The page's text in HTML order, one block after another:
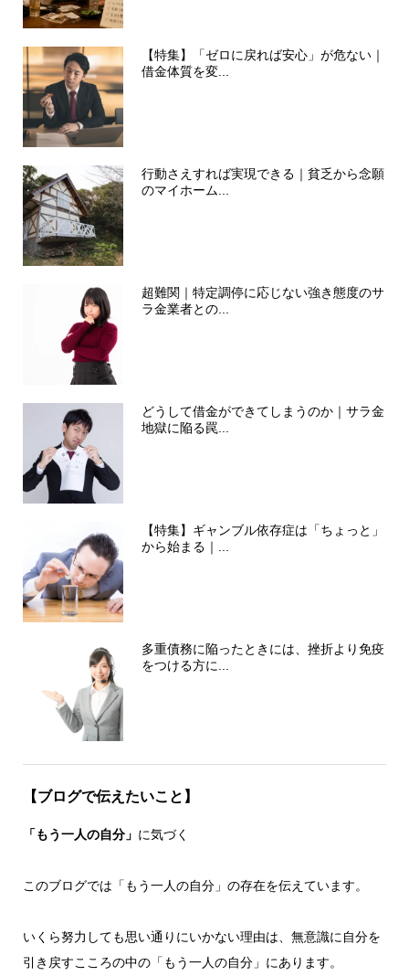
【特集】「ゼロに戻れば安心」が危ない｜
借金体質を変...
行動さえすれば実現できる｜貧乏から念願
のマイホーム...
超難関｜特定調停に応じない強き態度のサ
ラ金業者との...
どうして借金ができてしまうのか｜サラ金
地獄に陥る罠...
【特集】ギャンブル依存症は「ちょっと」
から始まる｜...
多重債務に陥ったときには、挫折より免疫
をつける方に...
【ブログで伝えたいこと】
「もう一人の自分」 に気づく
このブログでは「もう一人の自分」の存在を伝えています。
いくら努力しても思い通りにいかない理由は、無意識に自分を
引き戻すこころの中の「もう一人の自分」にあります。